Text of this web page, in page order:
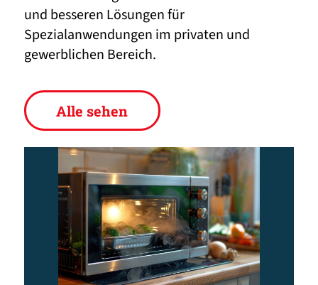
und besseren Lösungen für
Spezialanwendungen im privaten und
gewerblichen Bereich.
Alle sehen